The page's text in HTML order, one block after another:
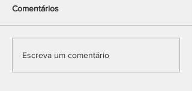
Comentários
Escreva um comentário